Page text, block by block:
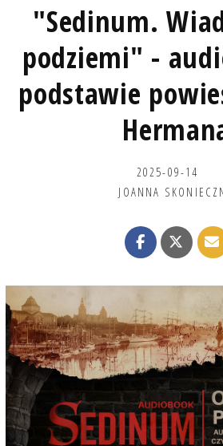
"Sedinum.
podziemi" -
podstawie
2025-09-14
JOANNA